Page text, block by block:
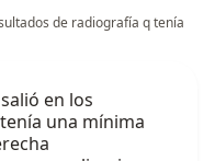
de radiografía q tenía
en los
una mínima